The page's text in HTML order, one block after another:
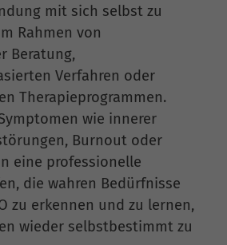
mit sich selbst zu
Rahmen von
Beratung,
Verfahren oder
Therapieprogrammen.
wie innerer
Burnout oder
eine professionelle
die wahren Bedürfnisse
zu erkennen und zu lernen,
wieder selbstbestimmt zu